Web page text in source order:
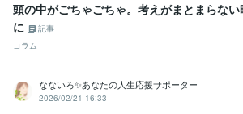
頭の中がごちゃごちゃ。考えがまとまらない
に
記事
コラム
なないろ✨あなたの人生応援サポーター
2026/02/21 16:33